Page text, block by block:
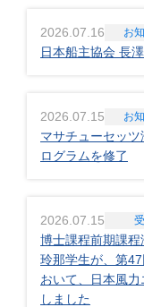
2026.07.16 お
日本船主協会 長
2026.07.15 お
マサチューセッ
ログラムを修了
2026.07.15
博士課程前期課
玲那学生が、第
おいて、日本風
しました